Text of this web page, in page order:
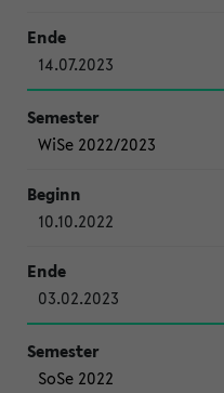
14.07.2023
WiSe 2022/2023
10.10.2022
03.02.2023
SoSe 2022